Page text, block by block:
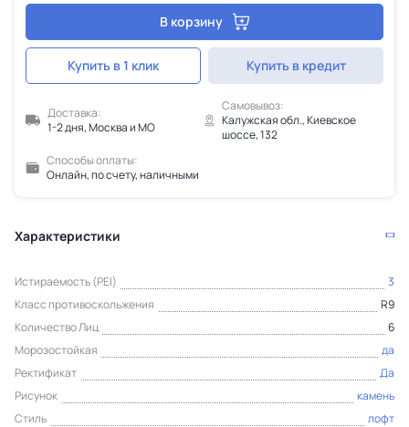
В корзину
Купить в 1 клик Купить в кредит
Доставка:
1-2 дня, Москва и МО
Самовывоз:
Калужская обл., Киевское
шоссе, 132
Способы оплаты:
Онлайн, по счету, наличными
Характеристики
Истираемость (PEI)
3
Класс противоскольжения
R9
Количество Лиц
6
Морозостойкая
да
Ректификат
Да
Рисунок
камень
Стиль
лофт